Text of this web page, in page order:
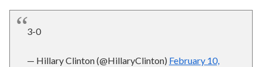
3-0
— Hillary Clinton (@HillaryClinton) February 10,